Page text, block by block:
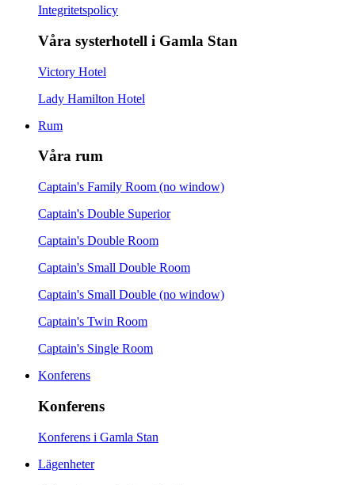
Integritetspolicy
Våra systerhotell i Gamla Stan
Victory Hotel
Lady Hamilton Hotel
Rum
Våra rum
Captain's Family Room (no window)
Captain's Double Superior
Captain's Double Room
Captain's Small Double Room
Captain's Small Double (no window)
Captain's Twin Room
Captain's Single Room
Konferens
Konferens
Konferens i Gamla Stan
Lägenheter